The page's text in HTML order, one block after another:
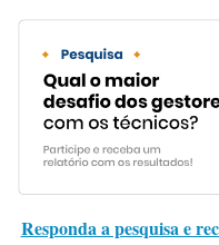
Responda a pesquisa e